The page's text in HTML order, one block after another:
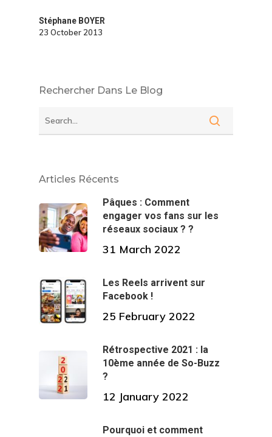
Stéphane BOYER
23 October 2013
Rechercher Dans Le Blog
Articles Récents
Pâques : Comment
engager vos fans sur les
réseaux sociaux ? ?
31 March 2022
Les Reels arrivent sur
Facebook !
25 February 2022
Rétrospective 2021 : la
10ème année de So-Buzz
?
12 January 2022
Pourquoi et comment